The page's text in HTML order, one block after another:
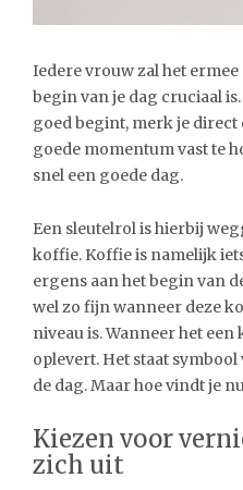
Iedere vrouw zal het
begin van je dag cruciaal
goed begint, merk je direct
goede momentum vast te
snel een goede dag.
Een sleutelrol is hierbij
koffie. Koffie is namelijk
ergens aan het begin van
wel zo fijn wanneer deze
niveau is. Wanneer het
oplevert. Het staat
de dag. Maar hoe vindt je
Kiezen voor
zich uit